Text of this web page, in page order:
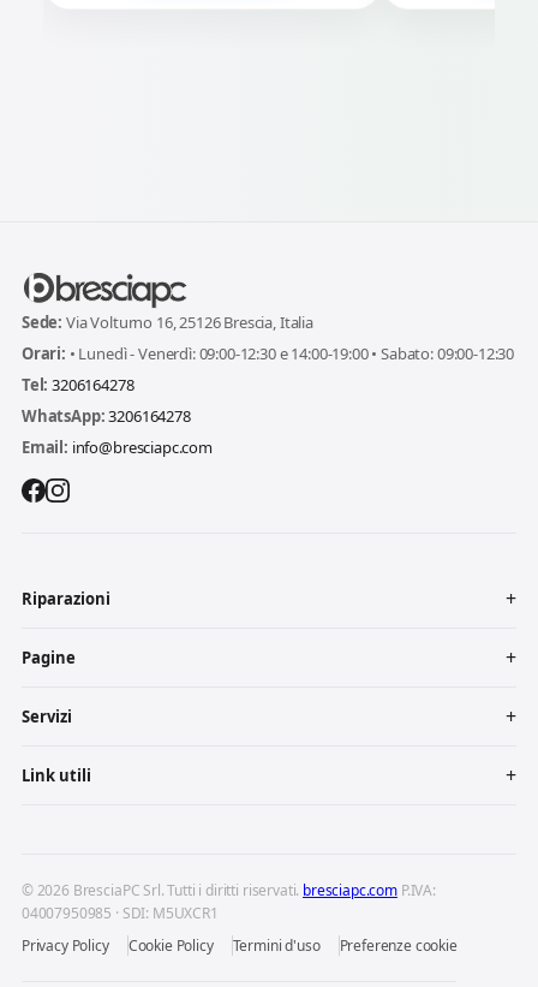
Sede: Via Volturno 16, 25126 Brescia, Italia
Orari: • Lunedì - Venerdì: 09:00-12:30 e 14:00-19:00 • Sabato: 09:00-12:30
Tel: 3206164278
WhatsApp:3206164278
Email: info@bresciapc.com
Riparazioni
Pagine
Servizi
Link utili
© 2026 BresciaPC Srl. Tutti i diritti riservati. bresciapc.com P.IVA:
04007950985 · SDI: M5UXCR1
Privacy Policy
Cookie Policy Termini d'uso Preferenze cookie